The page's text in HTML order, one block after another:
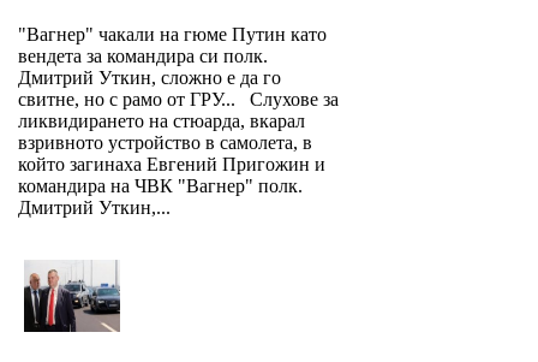
"Вагнер" чакали на гюме Путин като
вендета за командира си полк.
Дмитрий Уткин, сложно е да го
свитне, но с рамо от ГРУ... Слухове за
ликвидирането на стюарда, вкарал
взривното устройство в самолета, в
който загинаха Евгений Пригожин и
командира на ЧВК "Вагнер" полк.
Дмитрий Уткин,...